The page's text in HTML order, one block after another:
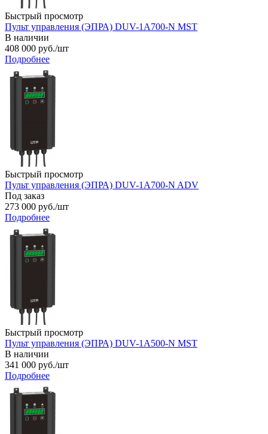
Быстрый просмотр
Пульт управления (ЭПРА) DUV-1A700-N MST
В наличии
408 000 руб./шт
Подробнее
Быстрый просмотр
Пульт управления (ЭПРА) DUV-1A700-N ADV
Под заказ
273 000 руб./шт
Подробнее
Быстрый просмотр
Пульт управления (ЭПРА) DUV-1A500-N MST
В наличии
341 000 руб./шт
Подробнее